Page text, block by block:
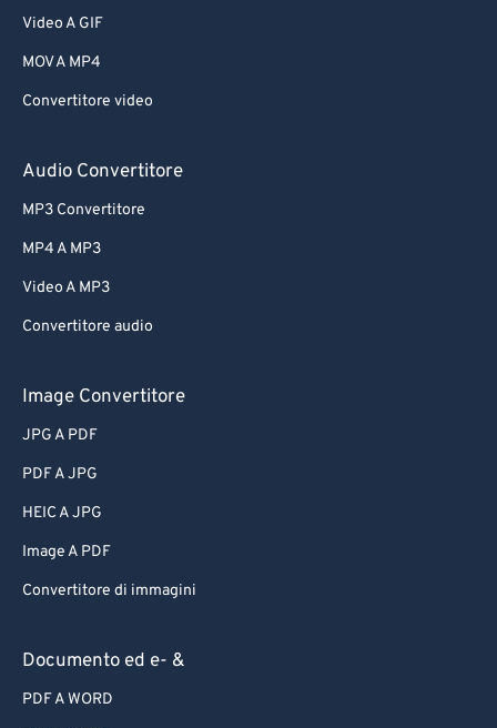
Video A GIF
MOV A MP4
Convertitore video
Audio Convertitore
MP3 Convertitore
MP4 A MP3
Video A MP3
Convertitore audio
Image Convertitore
JPG A PDF
PDF A JPG
HEIC A JPG
Image A PDF
Convertitore di immagini
Documento ed e- &
PDF A WORD